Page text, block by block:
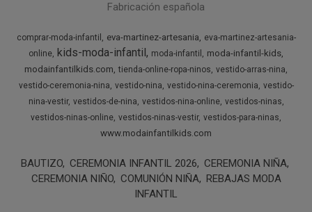
Fabricación española
comprar-moda-infantil eva-martinez-artesania
eva-martinez-artesania-
online
kids-moda-infantil moda-infantil
moda-infantil-kids
modainfantilkids.com tienda-online-ropa-ninos vestido-arras-nina
vestido-ceremonia-nina vestido-nina vestido-nina-ceremonia vestido-
nina-vestir vestidos-de-nina vestidos-nina-online vestidos-ninas
vestidos-ninas-online vestidos-ninas-vestir vestidos-para-ninas
www.modainfantilkids.com
BAUTIZO CEREMONIA INFANTIL 2026
CEREMONIA NIÑA
CEREMONIA NIÑO COMUNIÓN NIÑA
REBAJAS MODA
INFANTIL